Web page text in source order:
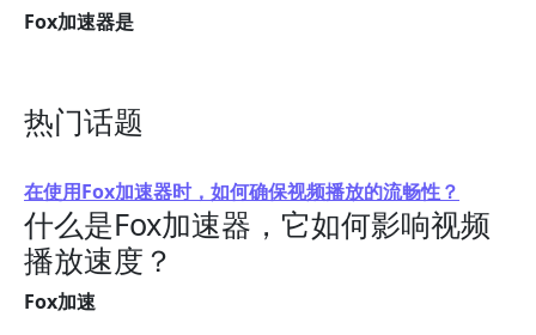
Fox加速器是
热门话题
在使用Fox加速器时，如何确保视频播放的流畅性？
什么是Fox加速器，它如何影响视频
播放速度？
Fox加速